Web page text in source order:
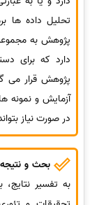
پژوهش به مجموعه
دارد که برای
پژوهش قرار می
آزمایش و نمونه
در صورت نیاز
بحث و
به تفسیر نتایج،